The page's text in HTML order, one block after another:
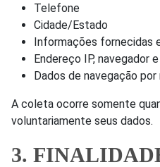
Telefone
Cidade/Estado
Informações fornecidas
Endereço IP, navegador
Dados de navegação
A coleta ocorre somente
voluntariamente seus dados.
3.